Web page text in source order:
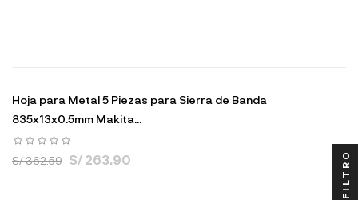
Hoja para Metal 5 Piezas para Sierra de Banda
835x13x0.5mm Makita...
S/ 362.59 S/ 263.90 FILTRO